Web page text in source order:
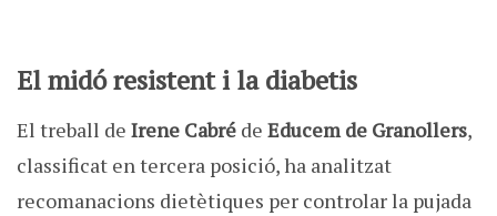
El midó resistent i la diabetis
El treball de Irene Cabré de Educem de Granollers,
classificat en tercera posició, ha analitzat
recomanacions dietètiques per controlar la pujada